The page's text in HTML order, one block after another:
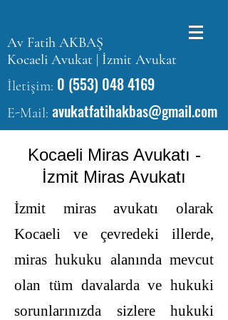
Av Fatih AKBAŞ
Kocaeli Avukat | İzmit Avukat
İletişim: 0 (553) 048 4169
E-Mail: avukatfatihakbas@gmail.com
Kocaeli Miras Avukatı -
İzmit Miras Avukatı
İzmit miras avukatı olarak
Kocaeli ve çevredeki illerde,
miras hukuku alanında mevcut
olan tüm davalarda ve hukuki
sorunlarınızda sizlere hukuki